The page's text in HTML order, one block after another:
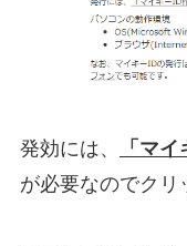
発効には、
「マ
が必要なのでクリ